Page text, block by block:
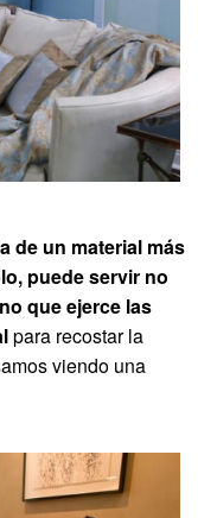
de un material más
puede servir no
que ejerce las
para recostar la
viendo una